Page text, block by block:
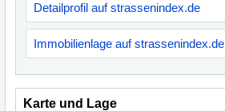
Detailprofil auf strassenindex.de
Immobilienlage auf strassenindex.de
Karte und Lage